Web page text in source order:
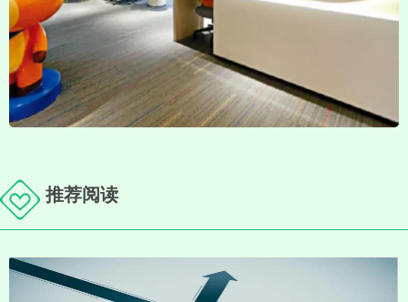
推荐阅读